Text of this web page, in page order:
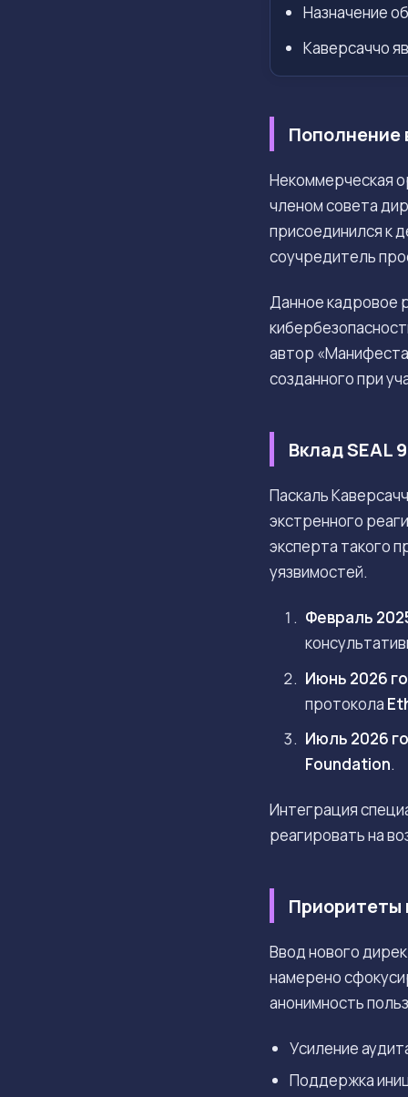
Назначение
Каверсаччо
Пополнение
Некоммерческая
членом совета
присоединился к
соучредитель
Данное кадровое
автор
созданного при
Вклад SEAL
Паскаль
экстренного
эксперта такого
уязвимостей.
Февраль
Июнь 2026
протокола
Июль 2026
Foundation.
Интеграция
реагировать на
Приоритеты
Ввод нового
намерено
анонимность
Усиление
Поддержка